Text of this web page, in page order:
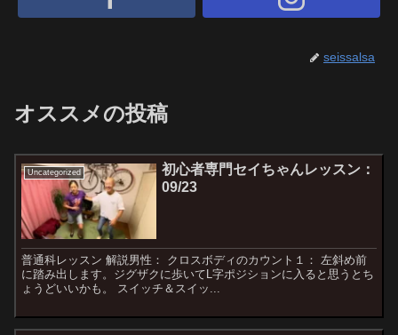
seissalsa
オススメの投稿
Uncategorized
初心者専門セイちゃんレッスン：
09/23
普通科レッスン 解説男性： クロスボディのカウント１： 左斜め前
に踏み出します。ジグザクに歩いてL字ポジションに入ると思うとち
ょうどいいかも。 スイッチ＆スイッ...